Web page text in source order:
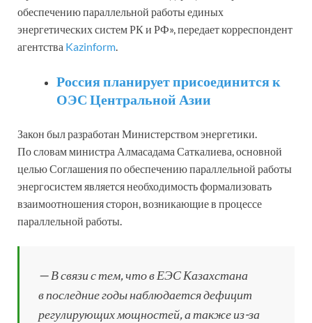
обеспечению параллельной работы единых
энергетических систем РК и РФ», передает корреспондент
агентства Kazinform.
Россия планирует присоединится к
ОЭС Центральной Азии
Закон был разработан Министерством энергетики.
По словам министра Алмасадама Саткалиева, основной
целью Соглашения по обеспечению параллельной работы
энергосистем является необходимость формализовать
взаимоотношения сторон, возникающие в процессе
параллельной работы.
— В связи с тем, что в ЕЭС Казахстана
в последние годы наблюдается дефицит
регулирующих мощностей, а также из-за